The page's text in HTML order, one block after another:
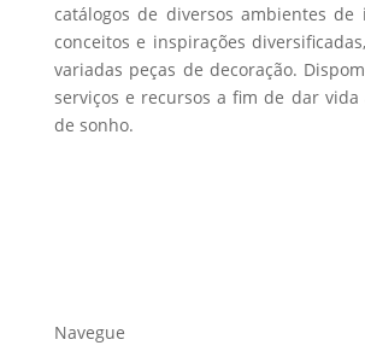
catálogos de diversos ambientes de
conceitos e inspirações
variadas peças de decoração.
serviços e recursos a fim de dar
de sonho.
Navegue